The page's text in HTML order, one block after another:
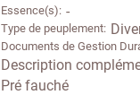
Essence(s) -
Type de peuplement
Documents de Gestion
Description
Pré fauché